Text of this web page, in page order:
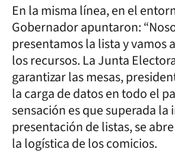
En la misma línea, en el
Gobernador apuntaron:
presentamos la lista y vamos
los recursos. La Junta
garantizar las mesas,
la carga de datos en todo el
sensación es que superada la
presentación de listas, se
la logística de los comicios.